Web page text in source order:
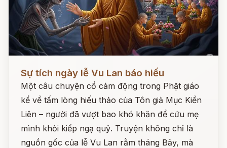
Sự tích ngày lễ Vu Lan báo hiếu
Một câu chuyện cổ cảm động trong Phật giáo
kể về tấm lòng hiếu thảo của Tôn giả Mục Kiền
Liên – người đã vượt bao khó khăn để cứu mẹ
mình khỏi kiếp ngạ quỷ. Truyện không chỉ là
nguồn gốc của lễ Vu Lan rằm tháng Bảy, mà